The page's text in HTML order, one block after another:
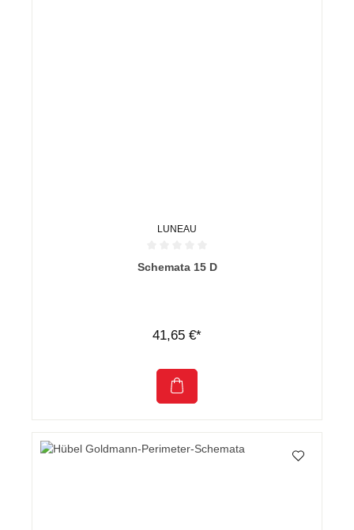
LUNEAU
Durchschnittliche Bewertung von 0 von 5 Sternen
Schemata 15 D
41,65 €*